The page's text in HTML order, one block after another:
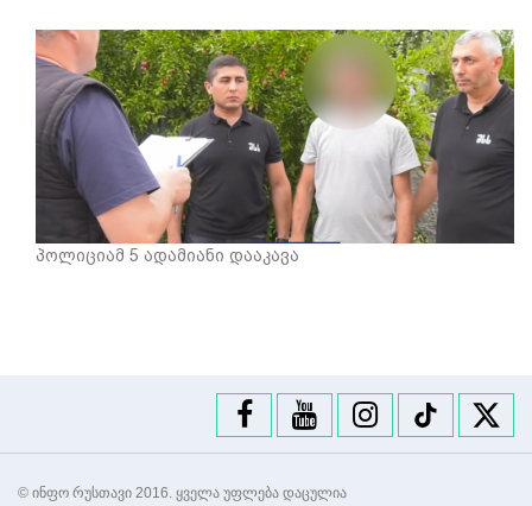
პოლიციამ 5 ადამიანი დააკავა
© ინფო რუსთავი 2016. ყველა უფლება დაცულია